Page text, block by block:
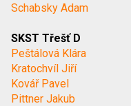
Schabsky Adam
SKST Třešť D
Peštálová Klára
Kratochvíl Jiří
Kovář Pavel
Pittner Jakub